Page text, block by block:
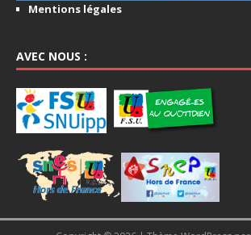
Mentions légales
AVEC NOUS :